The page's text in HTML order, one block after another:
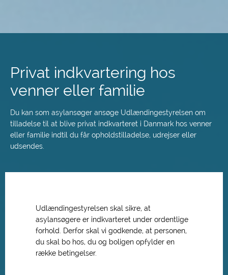
Privat indkvartering hos
venner eller familie
Du kan som asylansøger ansøge Udlændingestyrelsen om
tilladelse til at blive privat indkvarteret i Danmark hos venner
eller familie indtil du får opholdstilladelse, udrejser eller
udsendes.
Udlændingestyrelsen skal sikre, at
asylansøgere er indkvarteret under ordentlige
forhold. Derfor skal vi godkende, at personen,
du skal bo hos, du og boligen opfylder en
række betingelser.